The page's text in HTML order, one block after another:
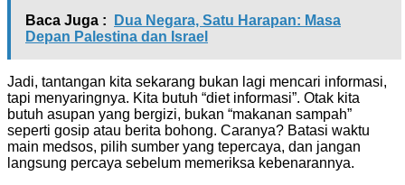
Baca Juga :
Dua Negara, Satu Harapan: Masa
Depan Palestina dan Israel
Jadi, tantangan kita sekarang bukan lagi mencari informasi,
tapi menyaringnya. Kita butuh “diet informasi”. Otak kita
butuh asupan yang bergizi, bukan “makanan sampah”
seperti gosip atau berita bohong. Caranya? Batasi waktu
main medsos, pilih sumber yang tepercaya, dan jangan
langsung percaya sebelum memeriksa kebenarannya.